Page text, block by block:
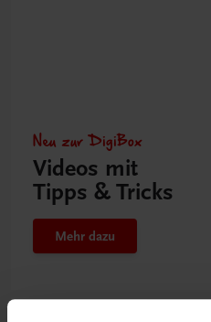
Neu zur DigiBox
Videos mit
Tipps & Tricks
Mehr dazu